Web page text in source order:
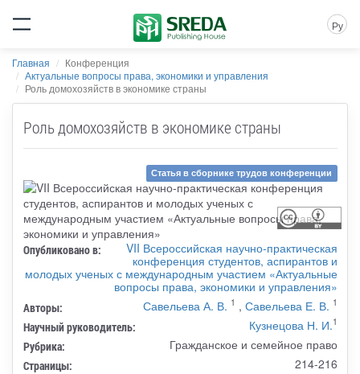
Ру
Главная
Конференция
Актуальные вопросы права, экономики и управления
Роль домохозяйств в экономике страны
Роль домохозяйств в экономике страны
Статья в сборнике трудов конференции
Опубликовано в:
VII Всероссийская научно-практическая
конференция студентов, аспирантов и
молодых ученых с международным участием «Актуальные
вопросы права, экономики и управления»
Авторы: Савельева А. В. 1 , Савельева Е. В. 1
Научный руководитель: Кузнецова Н. И.1
Рубрика: Гражданское и семейное право
Страницы: 214-216